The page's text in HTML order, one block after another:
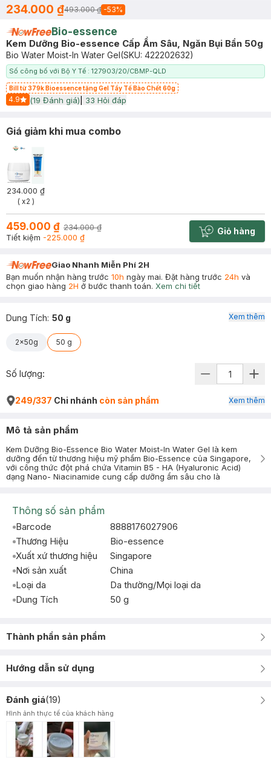
234.000 ₫493.000 ₫ -53%
Bio-essence
Kem Dưỡng Bio-essence Cấp Ẩm Sâu, Ngăn Bụi Bẩn 50g
Bio Water Moist-In Water Gel(SKU: 422202632)
Số công bố với Bộ Y Tế : 127903/20/CBMP-QLD
Bill từ 379k Bioessence tặng Gel Tẩy Tế Bào Chết 60g
4.9
Start Icon
(19 Đánh giá) 33 Hỏi đáp
Giá giảm khi mua combo
234.000 ₫
( x2 )
459.000 ₫ 234.000 ₫
Tiết kiệm -225.000 ₫ Cart plus
Giỏ hàng
Giao Nhanh Miễn Phí 2H
Bạn muốn nhận hàng trước 10h ngày mai. Đặt hàng trước 24h và
chọn giao hàng 2H ở bước thanh toán. Xem chi tiết
Dung Tích: 50 g
2x50g 50 g
Xem thêm
Số lượng:
249/337 Chi nhánh còn sản phẩm Xem thêm
Mô tả sản phẩm
Kem Dưỡng Bio-Essence Bio Water Moist-In Water Gel là kem
dưỡng đến từ thương hiệu mỹ phẩm Bio-Essence của Singapore,
với công thức đột phá chứa Vitamin B5 - HA (Hyaluronic Acid)
dạng Nano- Niacinamide cung cấp dưỡng ẩm sâu cho là
Thông số sản phẩm
Barcode
8888176027906
Thương Hiệu
Bio-essence
Xuất xứ thương hiệu
Singapore
Nơi sản xuất
China
Loại da
Da thường/Mọi loại da
Dung Tích
50 g
Thành phần sản phẩm
Hướng dẫn sử dụng
Đánh giá(19)
Hình ảnh thực tế của khách hàng